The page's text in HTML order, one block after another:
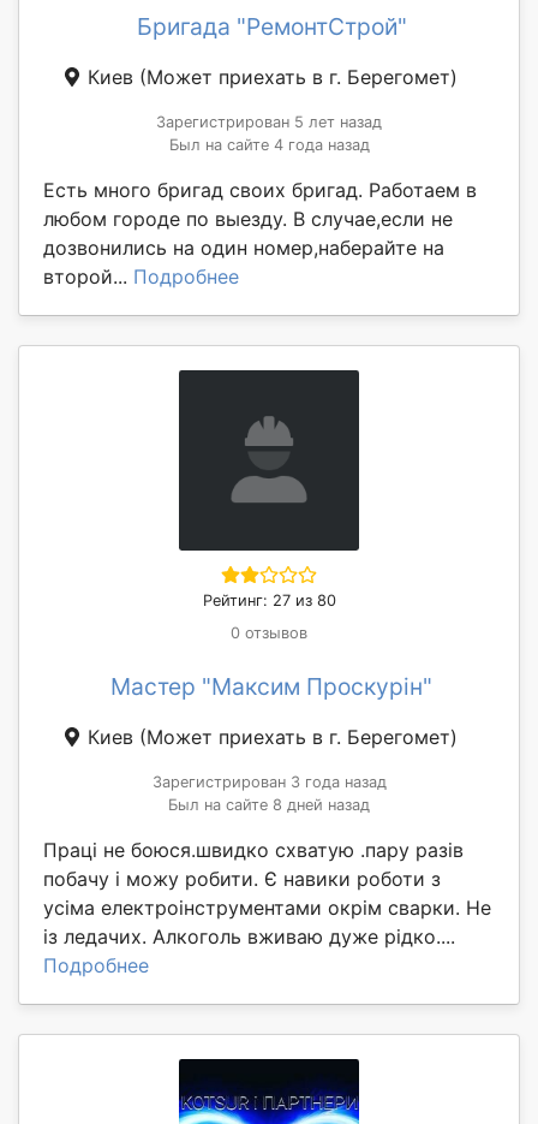
Бригада "РемонтСтрой"
Киев (Может приехать в г. Берегомет)
Зарегистрирован 5 лет назад
Был на сайте 4 года назад
Есть много бригад своих бригад. Работаем в
любом городе по выезду. В случае,если не
дозвонились на один номер,наберайте на
второй... Подробнее
Рейтинг: 27 из 80
0 отзывов
Мастер "Максим Проскурін"
Киев (Может приехать в г. Берегомет)
Зарегистрирован 3 года назад
Был на сайте 8 дней назад
Праці не боюся.швидко схватую .пару разів
побачу і можу робити. Є навики роботи з
усіма електроінструментами окрім сварки. Не
із ледачих. Алкоголь вживаю дуже рідко....
Подробнее